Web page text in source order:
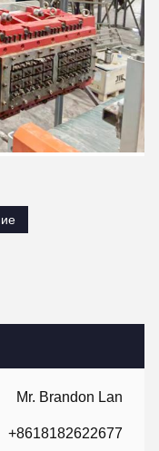
Mr. Brandon Lan
+8618182622677